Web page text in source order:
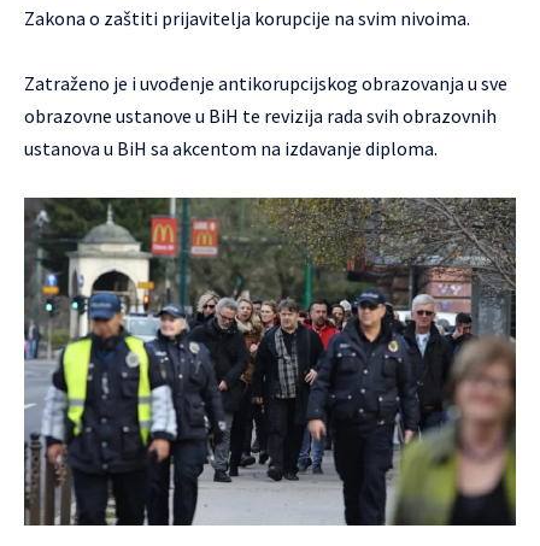
Zakona o zaštiti prijavitelja korupcije na svim nivoima.
Zatraženo je i uvođenje antikorupcijskog obrazovanja u sve
obrazovne ustanove u BiH te revizija rada svih obrazovnih
ustanova u BiH sa akcentom na izdavanje diploma.